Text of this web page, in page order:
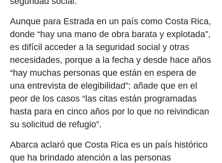
Aunque para Estrada en un país como Costa Rica,
donde “hay una mano de obra barata y explotada”,
es difícil acceder a la seguridad social y otras
necesidades, porque a la fecha y desde hace años
“hay muchas personas que están en espera de
una entrevista de elegibilidad”; añade que en el
peor de los casos “las citas están programadas
hasta para en cinco años por lo que no reivindican
su solicitud de refugio”.
Abarca aclaró que Costa Rica es un país histórico
que ha brindado atención a las personas